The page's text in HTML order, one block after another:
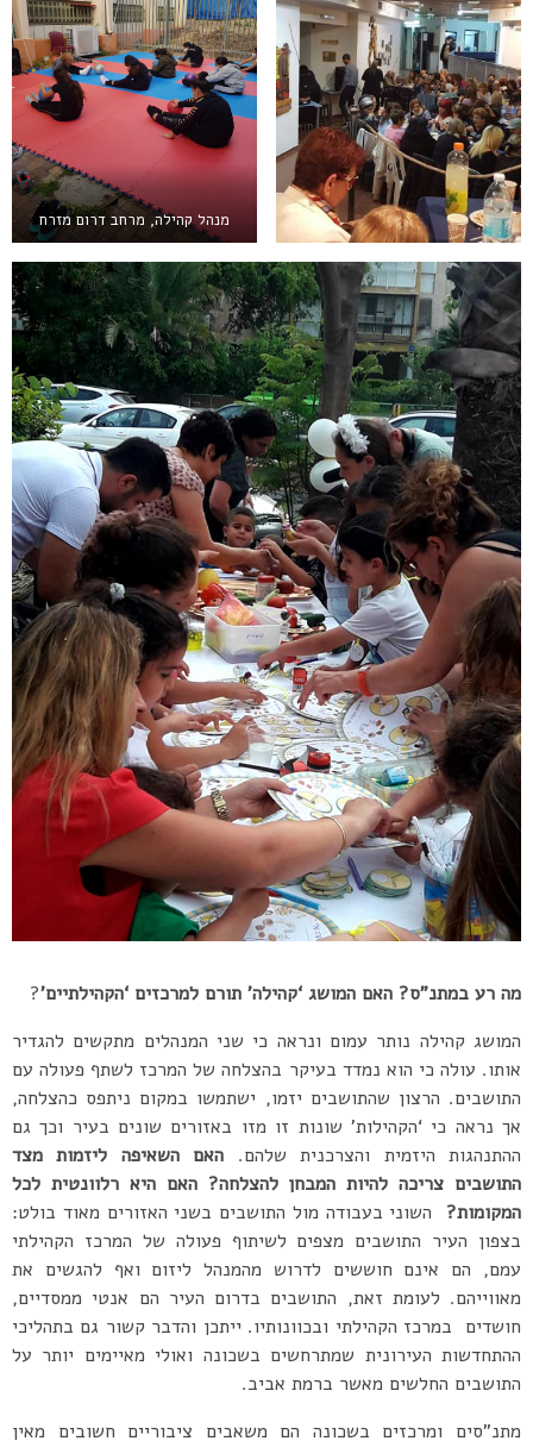
מנהל קהילה, מרחב דרום מזרח
מה רע במתנ”ס? האם המושג ‘קהילה’ תורם למרכזים ‘הקהילתיים’?
המושג קהילה נותר עמום ונראה כי שני המנהלים מתקשים להגדיר
אותו. עולה כי הוא נמדד בעיקר בהצלחה של המרכז לשתף פעולה עם
התושבים. הרצון שהתושבים יזמו, ישתמשו במקום ניתפס כהצלחה,
אך נראה כי ‘הקהילות’ שונות זו מזו באזורים שונים בעיר וכך גם
ההתנהגות היזמית והצרכנית שלהם. האם השאיפה ליזמות מצד
התושבים צריכה להיות המבחן להצלחה? האם היא רלוונטית לכל
המקומות? השוני בעבודה מול התושבים בשני האזורים מאוד בולט:
בצפון העיר התושבים מצפים לשיתוף פעולה של המרכז הקהילתי
עמם, הם אינם חוששים לדרוש מהמנהל ליזום ואף להגשים את
מאווייהם. לעומת זאת, התושבים בדרום העיר הם אנטי ממסדיים,
חושדים במרכז הקהילתי ובכוונותיו. ייתכן והדבר קשור גם בתהליכי
ההתחדשות העירונית שמתרחשים בשכונה ואולי מאיימים יותר על
התושבים החלשים מאשר ברמת אביב.
מתנ”סים ומרכזים בשכונה הם משאבים ציבוריים חשובים מאין